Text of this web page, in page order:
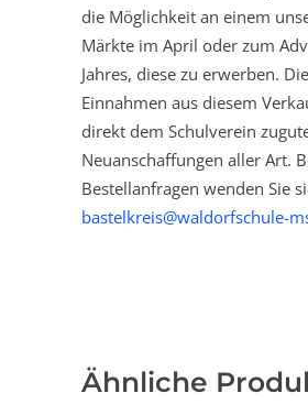
die Möglichkeit an einem
Märkte im April oder zum
Jahres, diese zu erwerben.
Einnahmen aus diesem
direkt dem Schulverein
Neuanschaffungen aller Art.
Bestellanfragen wenden Sie
bastelkreis@waldorfschule-
Ähnliche